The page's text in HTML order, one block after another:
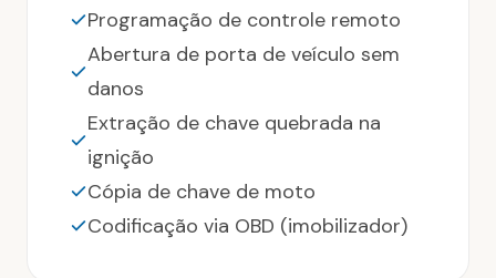
Programação de controle remoto
Abertura de porta de veículo sem
danos
Extração de chave quebrada na
ignição
Cópia de chave de moto
Codificação via OBD (imobilizador)